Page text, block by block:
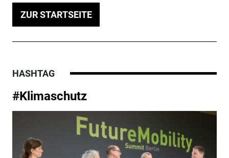
ZUR STARTSEITE
HASHTAG
#Klimaschutz